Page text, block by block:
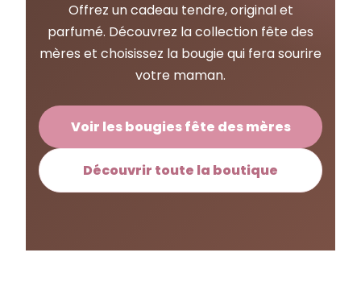
Offrez un cadeau tendre, original et
parfumé. Découvrez la collection fête des
mères et choisissez la bougie qui fera sourire
votre maman.
Voir les bougies fête des mères
Découvrir toute la boutique